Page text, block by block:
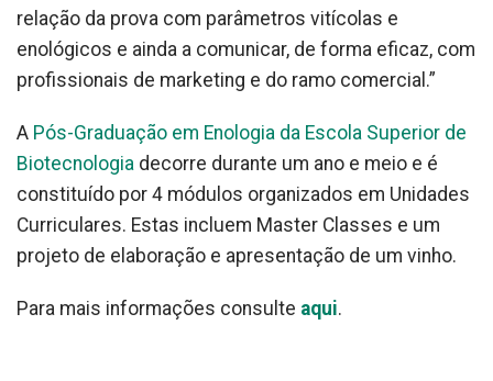
relação da prova com parâmetros vitícolas e
enológicos e ainda a comunicar, de forma eficaz, com
profissionais de marketing e do ramo comercial.”
A Pós-Graduação em Enologia da Escola Superior de
Biotecnologia decorre durante um ano e meio e é
constituído por 4 módulos organizados em Unidades
Curriculares. Estas incluem Master Classes e um
projeto de elaboração e apresentação de um vinho.
Para mais informações consulte aqui.